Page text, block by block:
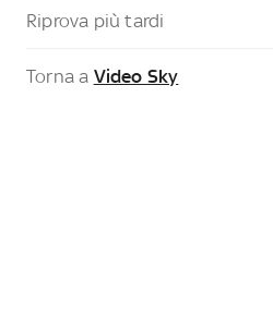
Riprova più tardi
Torna a Video Sky